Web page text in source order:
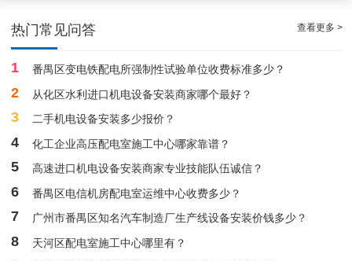
热门常见问答 查看更多 >
1 番禺区变电铁配电所强制性试验单位收费标准多少？
2 从化区水利进口机电设备安装商家哪个最好？
3 二手机电设备安装多少报价？
4 化工企业高压配电室施工中心哪家靠谱？
5 高速进口机电设备安装商家专业技能队伍诚信？
6 番禺区电信机房配电室运维中心收费多少？
7 广州市番禺区知名汽车制造厂生产线设备安装价钱多少？
8 天河区配电室施工中心哪里有？